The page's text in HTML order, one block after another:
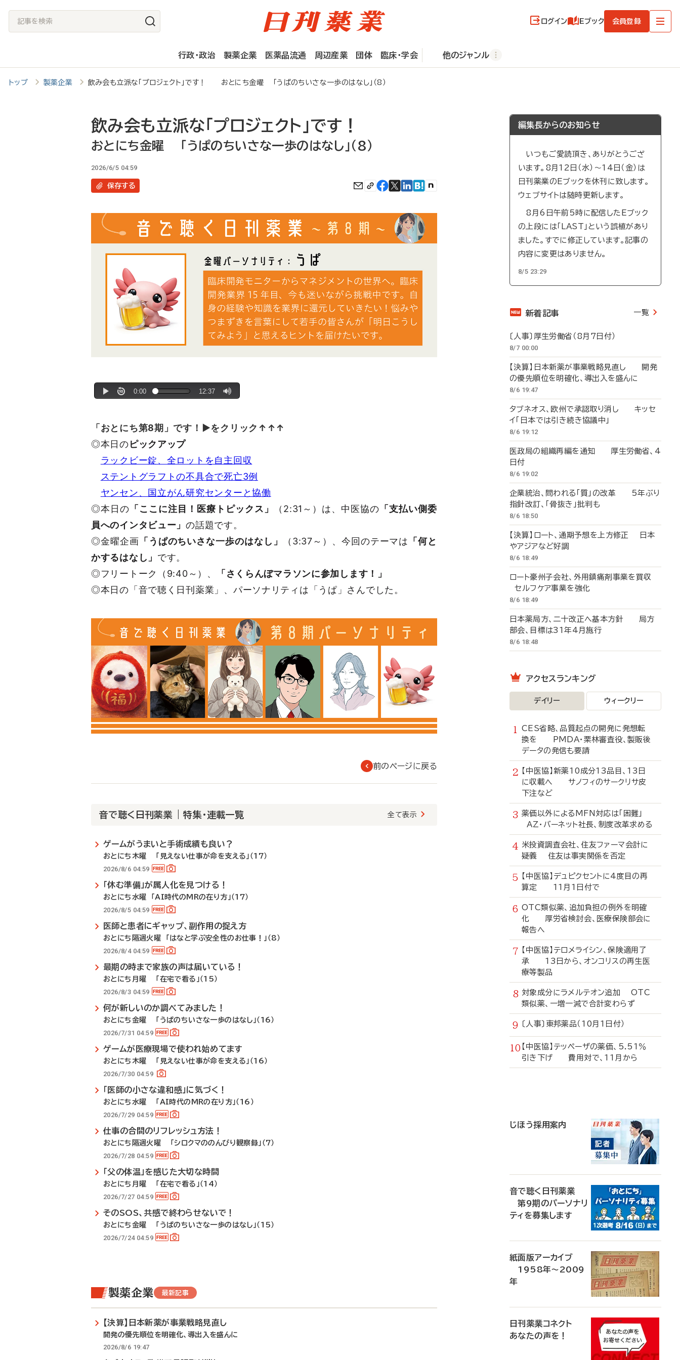
記
事
検
索
ログイン Eブック 会員登録
行政・政治 製薬企業 医薬品流通 周辺産業 団体 臨床・学会 他のジャンル
トップ 製薬企業 飲み会も立派な「プロジェクト」です！ おとにち金曜 「うぱのちいさな一歩のはなし」（8）
飲み会も立派な「プロジェクト」です！
おとにち金曜 「うぱのちいさな一歩のはなし」（8）
2026/6/5 04:59
保存する
「おとにち第8期」です！▶をクリック↑↑↑
◎本日のピックアップ
ラックビー錠、全ロットを自主回収
ステントグラフトの不具合で死亡3例
ヤンセン、国立がん研究センターと協働
◎本日の 「ここに注目！医療トピックス」 （2:31～）は、中医協の 「支払い側委
員へのインタビュー」の話題です。
◎金曜企画 「うぱのちいさな一歩のはなし」 （3:37～）、今回のテーマは 「何と
かするはなし」 です。
◎フリートーク（9:40～）、
「さくらんぼマラソンに参加します！」
◎本日の「音で聴く日刊薬業」、パーソナリティは「うぱ」さんでした。
前のページに戻る
音で聴く日刊薬業 | 特集・連載一覧 全て表示
ゲームがうまいと手術成績も良い？
おとにち木曜 「見えない仕事が命を支える」（17）
2026/8/6 04:59
「休む準備」が属人化を見つける！
おとにち水曜 「AI時代のMRの在り方」（17）
2026/8/5 04:59
医師と患者にギャップ、副作用の捉え方
おとにち隔週火曜 「はなと学ぶ安全性のお仕事！」（8）
2026/8/4 04:59
最期の時まで家族の声は届いている！
おとにち月曜 「在宅で看る」（15）
2026/8/3 04:59
何が新しいのか調べてみました！
おとにち金曜 「うぱのちいさな一歩のはなし」（16）
2026/7/31 04:59
ゲームが医療現場で使われ始めてます
おとにち木曜 「見えない仕事が命を支える」（16）
2026/7/30 04:59
「医師の小さな違和感」に気づく！
おとにち水曜 「AI時代のMRの在り方」（16）
2026/7/29 04:59
仕事の合間のリフレッシュ方法！
おとにち隔週火曜 「シロクマののんびり観察録」（7）
2026/7/28 04:59
「父の体温」を感じた大切な時間
おとにち月曜 「在宅で看る」（14）
2026/7/27 04:59
そのSOS、共感で終わらせないで！
おとにち金曜 「うぱのちいさな一歩のはなし」（15）
2026/7/24 04:59
製薬企業 最新記事
【決算】日本新薬が事業戦略見直し
開発の優先順位を明確化、導出入を盛んに
2026/8/6 19:47
編集長からのお知らせ
いつもご愛読頂き、ありがとうござ
います。8月12日（水）～14日（金）は
日刊薬業のEブックを休刊に致します。
ウェブサイトは随時更新します。
8月6日午前5時に配信したEブック
の上段には「LAST」という誤植があり
ました。すでに修正しています。記事の
内容に変更はありません。
8/5 23:29
新着記事 一覧
〔人事〕厚生労働省（8月7日付）
8/7 00:00
【決算】日本新薬が事業戦略見直し 開発
の優先順位を明確化、導出入を盛んに
8/6 19:47
タブネオス、欧州で承認取り消し キッセ
イ「日本では引き続き協議中」
8/6 19:12
医政局の組織再編を通知 厚生労働省、4
日付
8/6 19:02
企業統治、問われる「質」の改革 5年ぶり
指針改訂、「骨抜き」批判も
8/6 18:50
【決算】ロート、通期予想を上方修正 日本
やアジアなど好調
8/6 18:49
ロート豪州子会社、外用鎮痛剤事業を買収
セルフケア事業を強化
8/6 18:49
日本薬局方、二十改正へ基本方針 局方
部会、目標は31年4月施行
8/6 18:48
アクセスランキング
デイリー ウィークリー
CES省略、品質起点の開発に発想転
換を PMDA・栗林審査役、製販後
データの発信も要請
【中医協】新薬10成分13品目、13日
に収載へ サノフィのサークリサ皮
下注など
薬価以外によるMFN対応は「困難」
AZ・バーネット社長、制度改革求める
米投資調査会社、住友ファーマ会計に
疑義 住友は事実関係を否定
【中医協】デュピクセントに4度目の再
算定 11月1日付で
OTC類似薬、追加負担の例外を明確
化 厚労省検討会、医療保険部会に
報告へ
【中医協】テロメライシン、保険適用了
承 13日から、オンコリスの再生医
療等製品
対象成分にラメルテオン追加 OTC
類似薬、一増一減で合計変わらず
〔人事〕東邦薬品（10月1日付）
【中医協】テッペーザの薬価、5.51％
引き下げ 費用対で、11月から
じほう採用案内
音で聴く日刊薬業
第9期のパーソナリ
ティを募集します
紙面版アーカイブ
1958年～2009
年
日刊薬業コネクト
あなたの声を！